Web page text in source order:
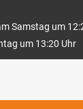
Samstag um
um 13:20 Uhr